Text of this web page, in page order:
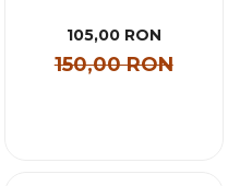
105,00 RON
150,00 RON